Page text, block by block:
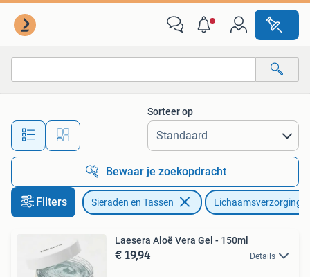
Alle afstanden…
Sorteer op
Bewaar je zoekopdracht
Filters Sieraden en Tassen Lichaamsverzorging
Laesera Aloë Vera Gel - 150ml
€ 19,94 Details